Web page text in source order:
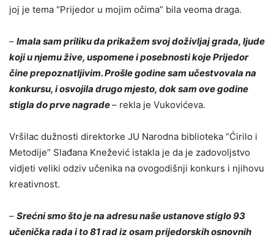
joj je tema “Prijedor u mojim očima” bila veoma draga.
– Imala sam priliku da prikažem svoj doživljaj grada, ljude
koji u njemu žive, uspomene i posebnosti koje Prijedor
čine prepoznatljivim. Prošle godine sam učestvovala na
konkursu, i osvojila drugo mjesto, dok sam ove godine
stigla do prve nagrade– rekla je Vukovićeva.
Vršilac dužnosti direktorke JU Narodna biblioteka “Ćirilo i
Metodije” Slađana Knežević istakla je da je zadovoljstvo
vidjeti veliki odziv učenika na ovogodišnji konkurs i njihovu
kreativnost.
– Srećni smo što je na adresu naše ustanove stiglo 93
učenička rada i to 81 rad iz osam prijedorskih osnovnih